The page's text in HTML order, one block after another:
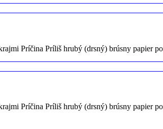
Príčina Príliš hrubý (drsný) brúsny papier
Príčina Príliš hrubý (drsný) brúsny papier